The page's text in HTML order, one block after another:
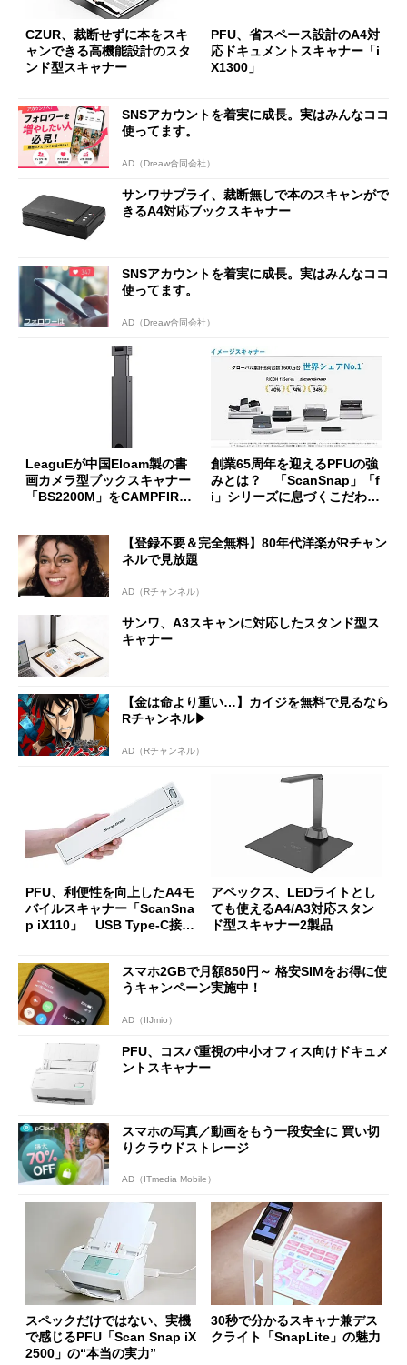
CZUR、裁断せずに本をスキ
ャンできる高機能設計のスタ
ンド型スキャナー
PFU、省スペース設計のA4対
応ドキュメントスキャナー「i
X1300」
SNSアカウントを着実に成長。実はみんなココ
使ってます。
AD（Dreaw合同会社）
サンワサプライ、裁断無しで本のスキャンがで
きるA4対応ブックスキャナー
SNSアカウントを着実に成長。実はみんなココ
使ってます。
AD（Dreaw合同会社）
LeaguEが中国Eloam製の書
画カメラ型ブックスキャナー
「BS2200M」をCAMPFIRE
創業65周年を迎えるPFUの強
みとは？ 「ScanSnap」「f
i」シリーズに息づくこだわり
【登録不要＆完全無料】80年代洋楽がRチャン
ネルで見放題
AD（Rチャンネル）
サンワ、A3スキャンに対応したスタンド型ス
キャナー
【金は命より重い…】カイジを無料で見るなら
Rチャンネル▶︎
AD（Rチャンネル）
PFU、利便性を向上したA4モ
バイルスキャナー「ScanSna
p iX110」 USB Type-C接続
アペックス、LEDライトとし
ても使えるA4/A3対応スタン
ド型スキャナー2製品
スマホ2GBで月額850円～ 格安SIMをお得に使
うキャンペーン実施中！
AD（IIJmio）
PFU、コスパ重視の中小オフィス向けドキュメ
ントスキャナー
スマホの写真／動画をもう一段安全に 買い切
りクラウドストレージ
AD（ITmedia Mobile）
スペックだけではない、実機
で感じるPFU「Scan Snap iX
2500」の“本当の実力”
30秒で分かるスキャナ兼デス
クライト「SnapLite」の魅力